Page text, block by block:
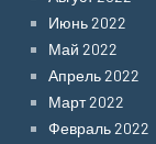
Июнь 2022
Май 2022
Апрель 2022
Март 2022
Февраль 2022